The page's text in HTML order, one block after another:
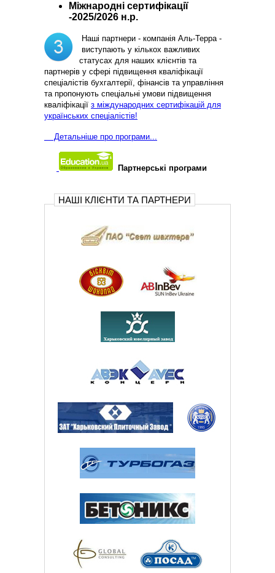
Міжнародні сертифікації
-2025/2026 н.р.
Наші партнери - компанія Аль-Терра -
виступають у кількох важливих
статусах для наших клієнтів та
партнерів у сфері підвищення кваліфікації
спеціалістів бухгалтерії, фінансів та управління
та пропонують спеціальні умови підвищення
кваліфікації з міждународних сертифікацій для
українських спеціалістів!
Детальніше про програми...
Партнерські програми
НАШІ КЛІЄНТИ ТА ПАРТНЕРИ